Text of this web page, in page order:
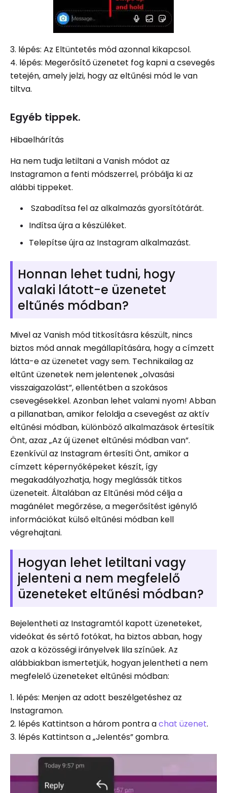
3. lépés: Az Eltüntetés mód azonnal kikapcsol.
4. lépés: Megerősítő üzenetet fog kapni a csevegés
tetején, amely jelzi, hogy az eltűnési mód le van
tiltva.
Egyéb tippek.
Hibaelhárítás
Ha nem tudja letiltani a Vanish módot az
Instagramon a fenti módszerrel, próbálja ki az
alábbi tippeket.
Szabadítsa fel az alkalmazás gyorsítótárát.
Indítsa újra a készüléket.
Telepítse újra az Instagram alkalmazást.
Honnan lehet tudni, hogy
valaki látott-e üzenetet
eltűnés módban?
Mivel az Vanish mód titkosításra készült, nincs
biztos mód annak megállapítására, hogy a címzett
látta-e az üzenetet vagy sem. Technikailag az
eltűnt üzenetek nem jelentenek „olvasási
visszaigazolást”, ellentétben a szokásos
csevegésekkel. Azonban lehet valami nyom! Abban
a pillanatban, amikor feloldja a csevegést az aktív
eltűnési módban, különböző alkalmazások értesítik
Önt, azaz „Az új üzenet eltűnési módban van”.
Ezenkívül az Instagram értesíti Önt, amikor a
címzett képernyőképeket készít, így
megakadályozhatja, hogy meglássák titkos
üzeneteit. Általában az Eltűnési mód célja a
magánélet megőrzése, a megerősítést igénylő
információkat külső eltűnési módban kell
végrehajtani.
Hogyan lehet letiltani vagy
jelenteni a nem megfelelő
üzeneteket eltűnési módban?
Bejelentheti az Instagramtól kapott üzeneteket,
videókat és sértő fotókat, ha biztos abban, hogy
azok a közösségi irányelvek lila színűek. Az
alábbiakban ismertetjük, hogyan jelentheti a nem
megfelelő üzeneteket eltűnési módban:
1. lépés: Menjen az adott beszélgetéshez az
Instagramon.
2. lépés Kattintson a három pontra achat üzenet.
3. lépés Kattintson a „Jelentés” gombra.